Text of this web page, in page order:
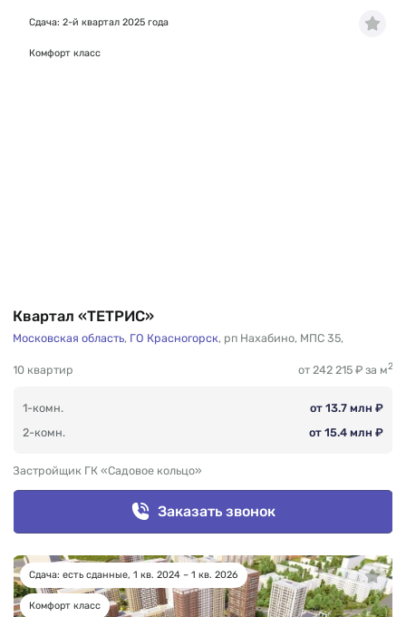
Квартал «ТЕТРИС»
Московская область, ГО Красногорск, рп Нахабино, МПС 35,
10 квартир от 242 215 ₽ за м2
1-комн.
от 13.7 млн ₽
2-комн.
от 15.4 млн ₽
Застройщик ГК «Садовое кольцо»
Заказать звонок
Сдача: 2-й квартал 2025 года
Комфорт класс
Сдача: есть сданные, 1 кв. 2024 – 1 кв. 2026
Комфорт класс